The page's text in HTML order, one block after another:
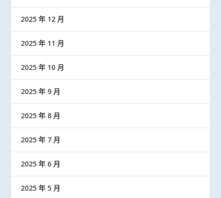
2025 年 12 月
2025 年 11 月
2025 年 10 月
2025 年 9 月
2025 年 8 月
2025 年 7 月
2025 年 6 月
2025 年 5 月